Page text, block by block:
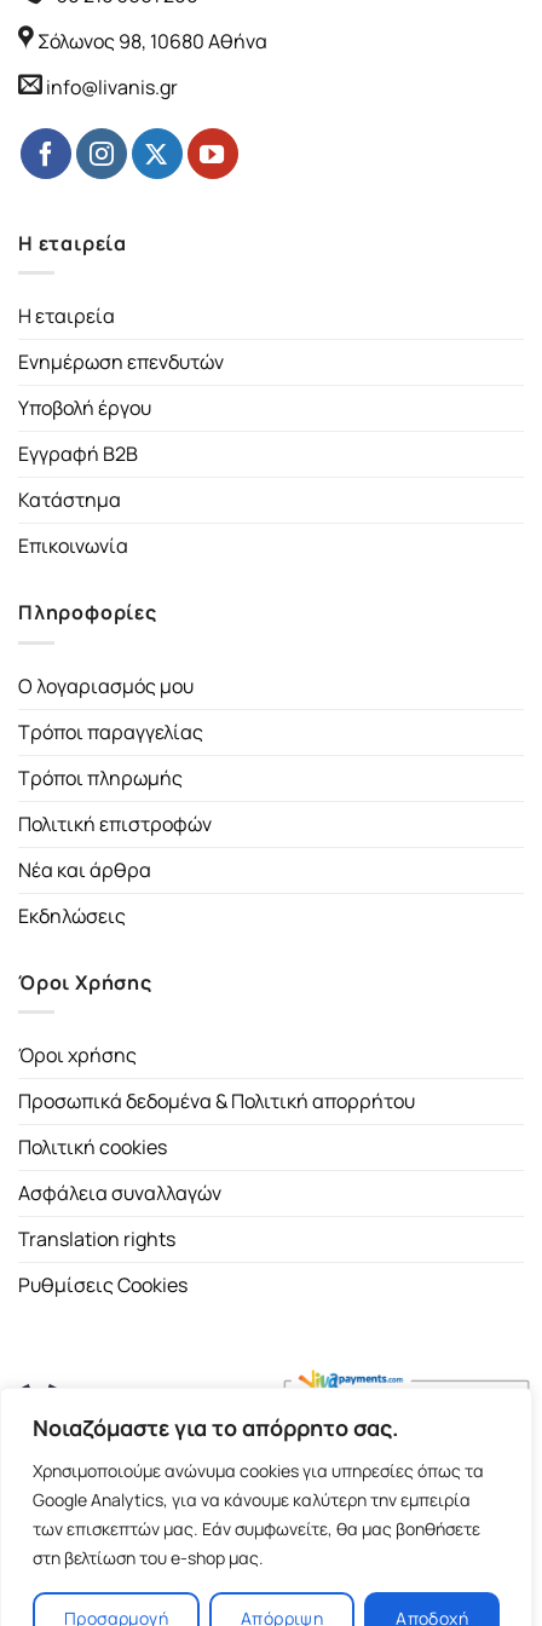
Νοιαζόμαστε για το απόρρητο σας.
Χρησιμοποιούμε ανώνυμα cookies για υπηρεσίες όπως τα
Google Analytics, για να κάνουμε καλύτερη την εμπειρία
των επισκεπτών μας. Εάν συμφωνείτε, θα μας βοηθήσετε
στη βελτίωση του e-shop μας.
Προσαρμογή Απόρριψη Αποδοχή
Σόλωνος 98, 10680 Αθήνα
info@livanis.gr
Η εταιρεία
Η εταιρεία
Ενημέρωση επενδυτών
Υποβολή έργου
Εγγραφή B2B
Κατάστημα
Επικοινωνία
Πληροφορίες
Ο λογαριασμός μου
Τρόποι παραγγελίας
Τρόποι πληρωμής
Πολιτική επιστροφών
Νέα και άρθρα
Εκδηλώσεις
Όροι Χρήσης
Όροι χρήσης
Προσωπικά δεδομένα & Πολιτική απορρήτου
Πολιτική cookies
Ασφάλεια συναλλαγών
Translation rights
Ρυθμίσεις Cookies
Copyright 2026 ©Εκδοτικός Οίκος Α.Α. Λιβάνη| All rights
reserved.
Σόλωνος 98, 10680 Αθήνα | Τ:2103661200- F: 2103617791
E-shop and Premium Managed Hosting by